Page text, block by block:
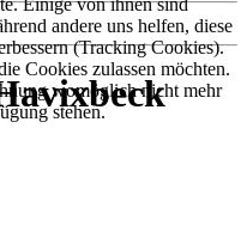
Einige von ihnen sind
andere uns helfen, diese
(Tracking Cookies).
Cookies zulassen möchten.
womöglich nicht mehr
stehen.